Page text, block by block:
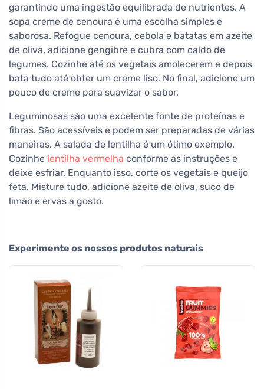
garantindo uma ingestão equilibrada de nutrientes. A
sopa creme de cenoura é uma escolha simples e
saborosa. Refogue cenoura, cebola e batatas em azeite
de oliva, adicione gengibre e cubra com caldo de
legumes. Cozinhe até os vegetais amolecerem e depois
bata tudo até obter um creme liso. No final, adicione um
pouco de creme para suavizar o sabor.
Leguminosas são uma excelente fonte de proteínas e
fibras. São acessíveis e podem ser preparadas de várias
maneiras. A salada de lentilha é um ótimo exemplo.
Cozinhe lentilha vermelha conforme as instruções e
deixe esfriar. Enquanto isso, corte os vegetais e queijo
feta. Misture tudo, adicione azeite de oliva, suco de
limão e ervas a gosto.
Experimente os nossos produtos naturais